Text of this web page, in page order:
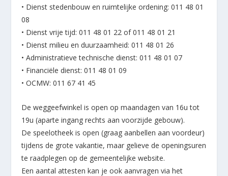
• Dienst stedenbouw en ruimtelijke ordening: 011 48 01
08
• Dienst vrije tijd: 011 48 01 22 of 011 48 01 21
• Dienst milieu en duurzaamheid: 011 48 01 26
• Administratieve technische dienst: 011 48 01 07
• Financiële dienst: 011 48 01 09
• OCMW: 011 67 41 45
De weggeefwinkel is open op maandagen van 16u tot
19u (aparte ingang rechts aan voorzijde gebouw).
De speelotheek is open (graag aanbellen aan voordeur)
tijdens de grote vakantie, maar gelieve de openingsuren
te raadplegen op de gemeentelijke website.
Een aantal attesten kan je ook aanvragen via het